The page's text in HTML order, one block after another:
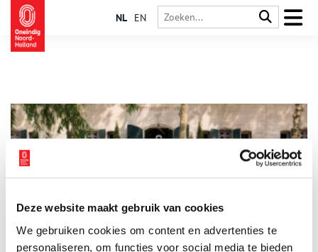
Deze website maakt gebruik van cookies
We gebruiken cookies om content en advertenties te
personaliseren, om functies voor social media te bieden
NL EN
Het ziet ernaar uit dat de Noord-Hollandse sauna’s nog even
geduld moeten hebben voordat ze de stoom- en zweetruimtes